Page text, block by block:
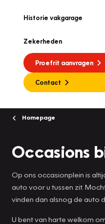
Historie vakgarage
Zekerheden
Proefrit aanvragen
Contact
Homepage
Occasions
Op ons occasionplein is
auto voor u tussen zit.
vinden dan alsnog de auto
U bent van harte welkom